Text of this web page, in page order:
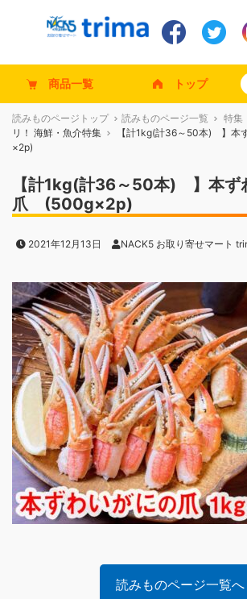
商品一覧 トップ
読みものページトップ 読みものページ一覧 特集
リ！ 海鮮・魚介特集
【計1kg(計36～50本) 】
×2p)
【計1kg(計36～50本) 】本ず
爪 (500g×2p)
2021年12月13日 NACK5 お取り寄せマート
読みものページ一覧へ